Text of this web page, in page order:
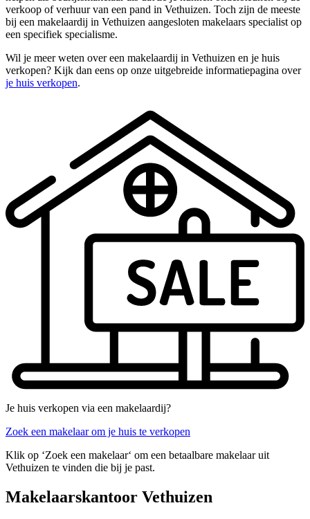
verkoop of verhuur van een pand in Vethuizen. Toch zijn de meeste
bij een makelaardij in Vethuizen aangesloten makelaars specialist op
een specifiek specialisme.
Wil je meer weten over een makelaardij in Vethuizen en je huis
verkopen? Kijk dan eens op onze uitgebreide informatiepagina over
je huis verkopen.
Je huis verkopen via een makelaardij?
Zoek een makelaar om je huis te verkopen
Klik op ‘Zoek een makelaar‘ om een betaalbare makelaar uit
Vethuizen te vinden die bij je past.
Makelaarskantoor Vethuizen